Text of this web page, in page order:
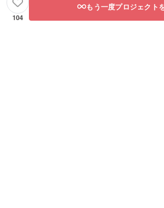
104
もう一度プロジェクト